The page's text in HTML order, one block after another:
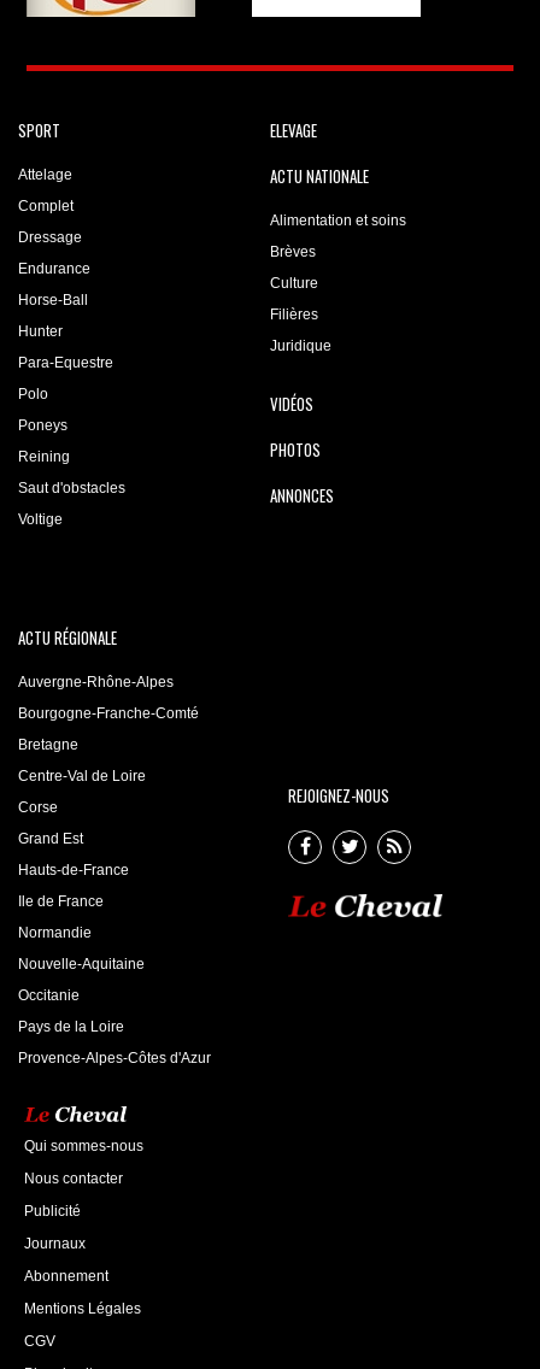
SPORT
Attelage
Complet
Dressage
Endurance
Horse-Ball
Hunter
Para-Equestre
Polo
Poneys
Reining
Saut d'obstacles
Voltige
ELEVAGE
ACTU NATIONALE
Alimentation et soins
Brèves
Culture
Filières
Juridique
VIDÉOS
PHOTOS
ANNONCES
ACTU RÉGIONALE
Auvergne-Rhône-Alpes
Bourgogne-Franche-Comté
Bretagne
Centre-Val de Loire
Corse
Grand Est
Hauts-de-France
Ile de France
Normandie
Nouvelle-Aquitaine
Occitanie
Pays de la Loire
Provence-Alpes-Côtes d'Azur
REJOIGNEZ-NOUS
Qui sommes-nous
Nous contacter
Publicité
Journaux
Abonnement
Mentions Légales
CGV